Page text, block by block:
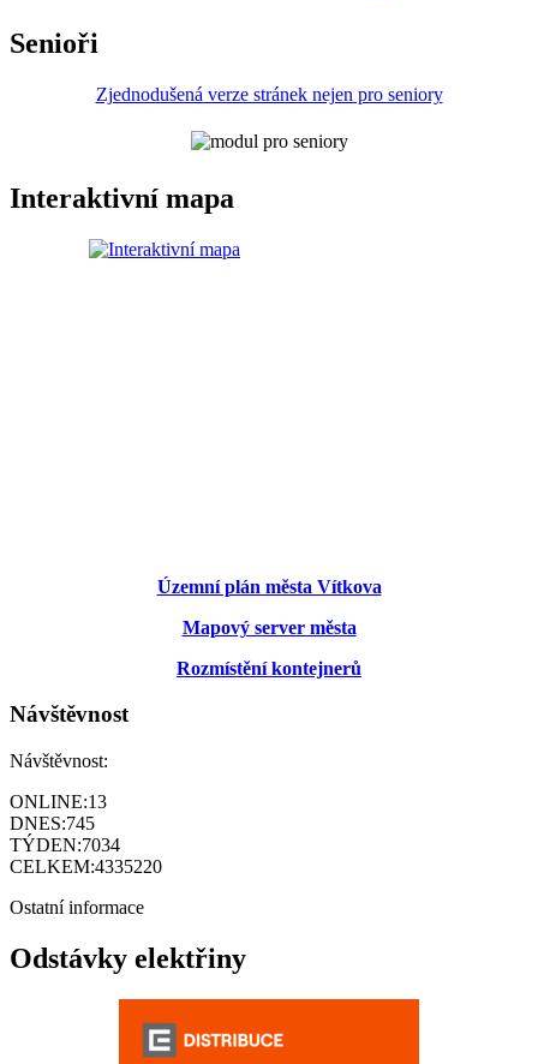
Senioři
Zjednodušená verze stránek nejen pro seniory
Interaktivní mapa
Územní plán města Vítkova
Mapový server města
Rozmístění kontejnerů
Návštěvnost
Návštěvnost:
ONLINE:13
DNES:745
TÝDEN:7034
CELKEM:4335220
Ostatní informace
Odstávky elektřiny